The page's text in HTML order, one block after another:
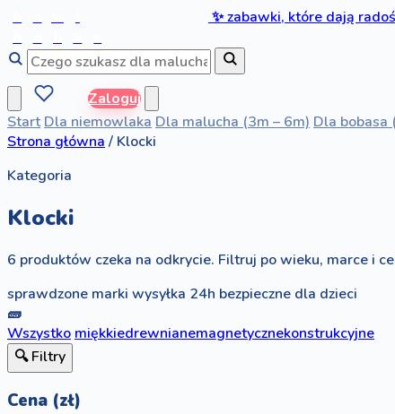
✨zabawki, które dają
Zaloguj
Start Dla niemowlaka Dla malucha (3m – 6m) Dla bobasa
Strona główna / Klocki
Kategoria
Klocki
6 produktów czeka na odkrycie. Filtruj po wieku, marce i
sprawdzone marki wysyłka 24h bezpieczne dla dzieci
🧱
Wszystko miękkiedrewnianemagnetycznekonstrukcyjne
🔍 Filtry
Cena (zł)